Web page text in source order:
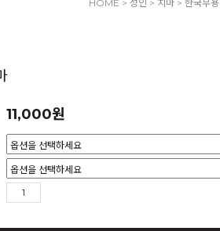
HOME > 성인 > 치마 > 한국무용
11,000원